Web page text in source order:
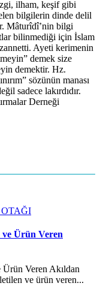
ilham, keşif gibi
bilgilerin dinde delil
Mâturîdî’nin bilgi
bilinmediği için İslam
Ayeti kerimenin
demek size
demektir. Hz.
sözünün manası
sadece lakırdıdır.
Derneği
ve Ürün Veren
Veren Akıldan
ve ürün veren...